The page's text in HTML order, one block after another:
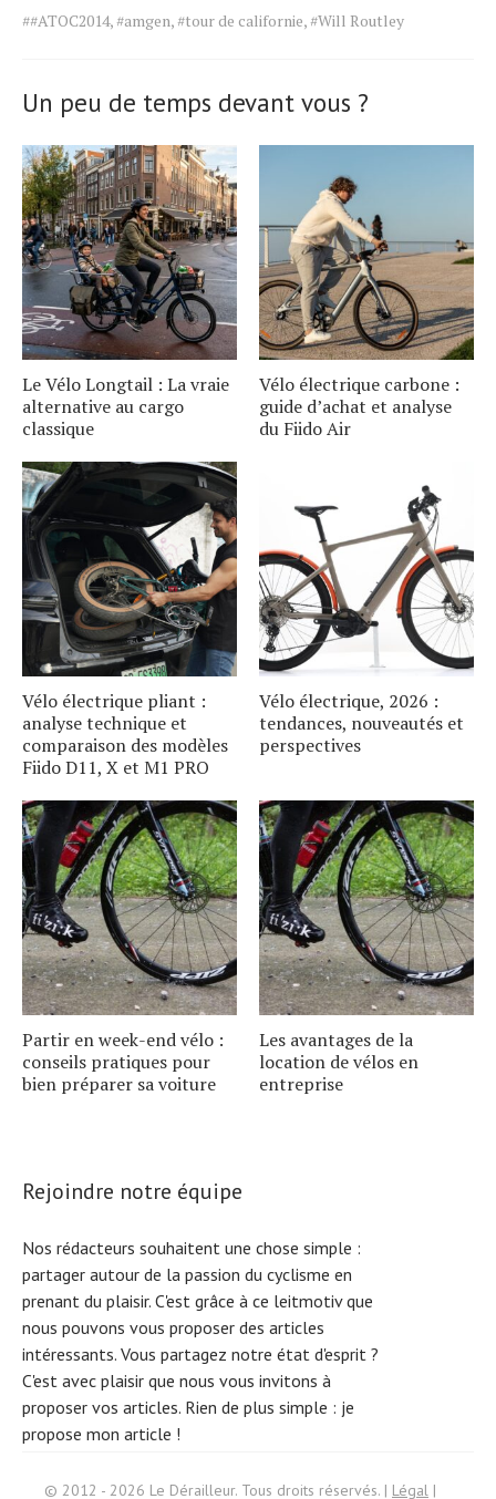
Tags
article.
##ATOC2014,#amgen,#tour de californie,#Will Routley
Un peu de temps devant vous ?
Le Vélo Longtail : La vraie
alternative au cargo
classique
Vélo électrique carbone :
guide d’achat et analyse
du Fiido Air
Vélo électrique pliant :
analyse technique et
comparaison des modèles
Fiido D11, X et M1 PRO
Vélo électrique, 2026 :
tendances, nouveautés et
perspectives
Partir en week-end vélo :
conseils pratiques pour
bien préparer sa voiture
Les avantages de la
location de vélos en
entreprise
Rejoindre notre équipe
Nos rédacteurs souhaitent une chose simple :
partager autour de la passion du cyclisme en
prenant du plaisir. C'est grâce à ce leitmotiv que
nous pouvons vous proposer des articles
intéressants. Vous partagez notre état d'esprit ?
C'est avec plaisir que nous vous invitons à
proposer vos articles. Rien de plus simple : je
propose mon article !
© 2012 - 2026 Le Dérailleur. Tous droits réservés. | Légal |
Search